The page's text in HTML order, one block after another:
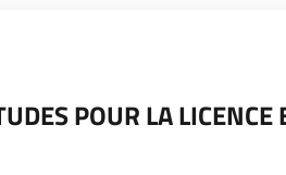
POUR LA